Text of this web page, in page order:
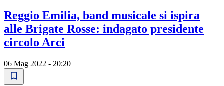
Reggio Emilia, band musicale si ispira
alle Brigate Rosse: indagato presidente
circolo Arci
06 Mag 2022 - 20:20